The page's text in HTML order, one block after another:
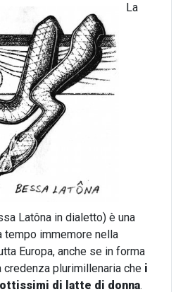
La
Latôna in dialetto) è una
tempo immemore nella
Europa, anche se in forma
credenza plurimillenaria che i
di latte di donna.